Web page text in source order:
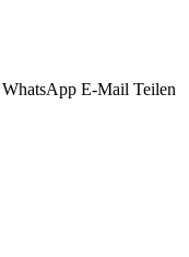
WhatsApp E-Mail Teilen